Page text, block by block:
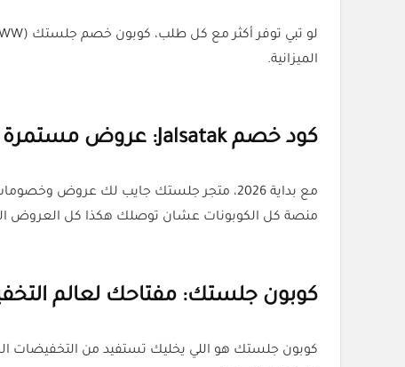
الميزانية.
كود خصم Jalsatak: عروض مستمرة وفرص ما تفوتك
منصة كل الكوبونات عشان توصلك هكذا كل العروض
كوبون جلستك: مفتاحك لعالم
كوبون جلستك هو اللي يخليك تستفيد من التخفيضات